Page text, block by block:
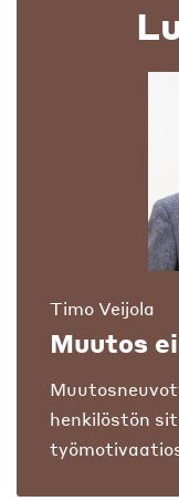
Timo Veijola
Muutos
henkilöstön